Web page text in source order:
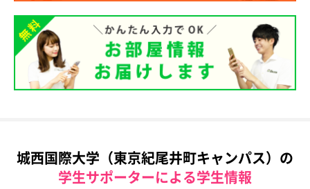
城西国際大学（東京紀尾井町キャンパス）の
学生サポーターによる学生情報